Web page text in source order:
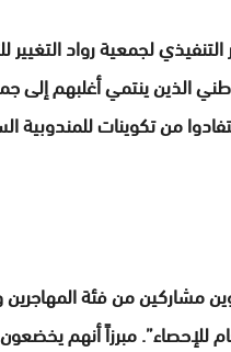
لجمعية رواد التغيير
من تكوينات للمندوبية
مشاركين من فئة
مبرزاً أنهم